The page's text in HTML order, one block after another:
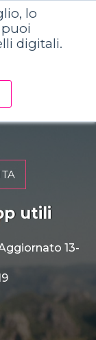
lo
digitali.
utili
13-